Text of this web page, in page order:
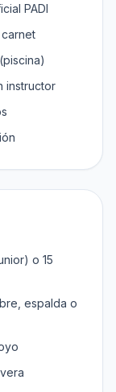
PADI
instructor
o 15
espalda o